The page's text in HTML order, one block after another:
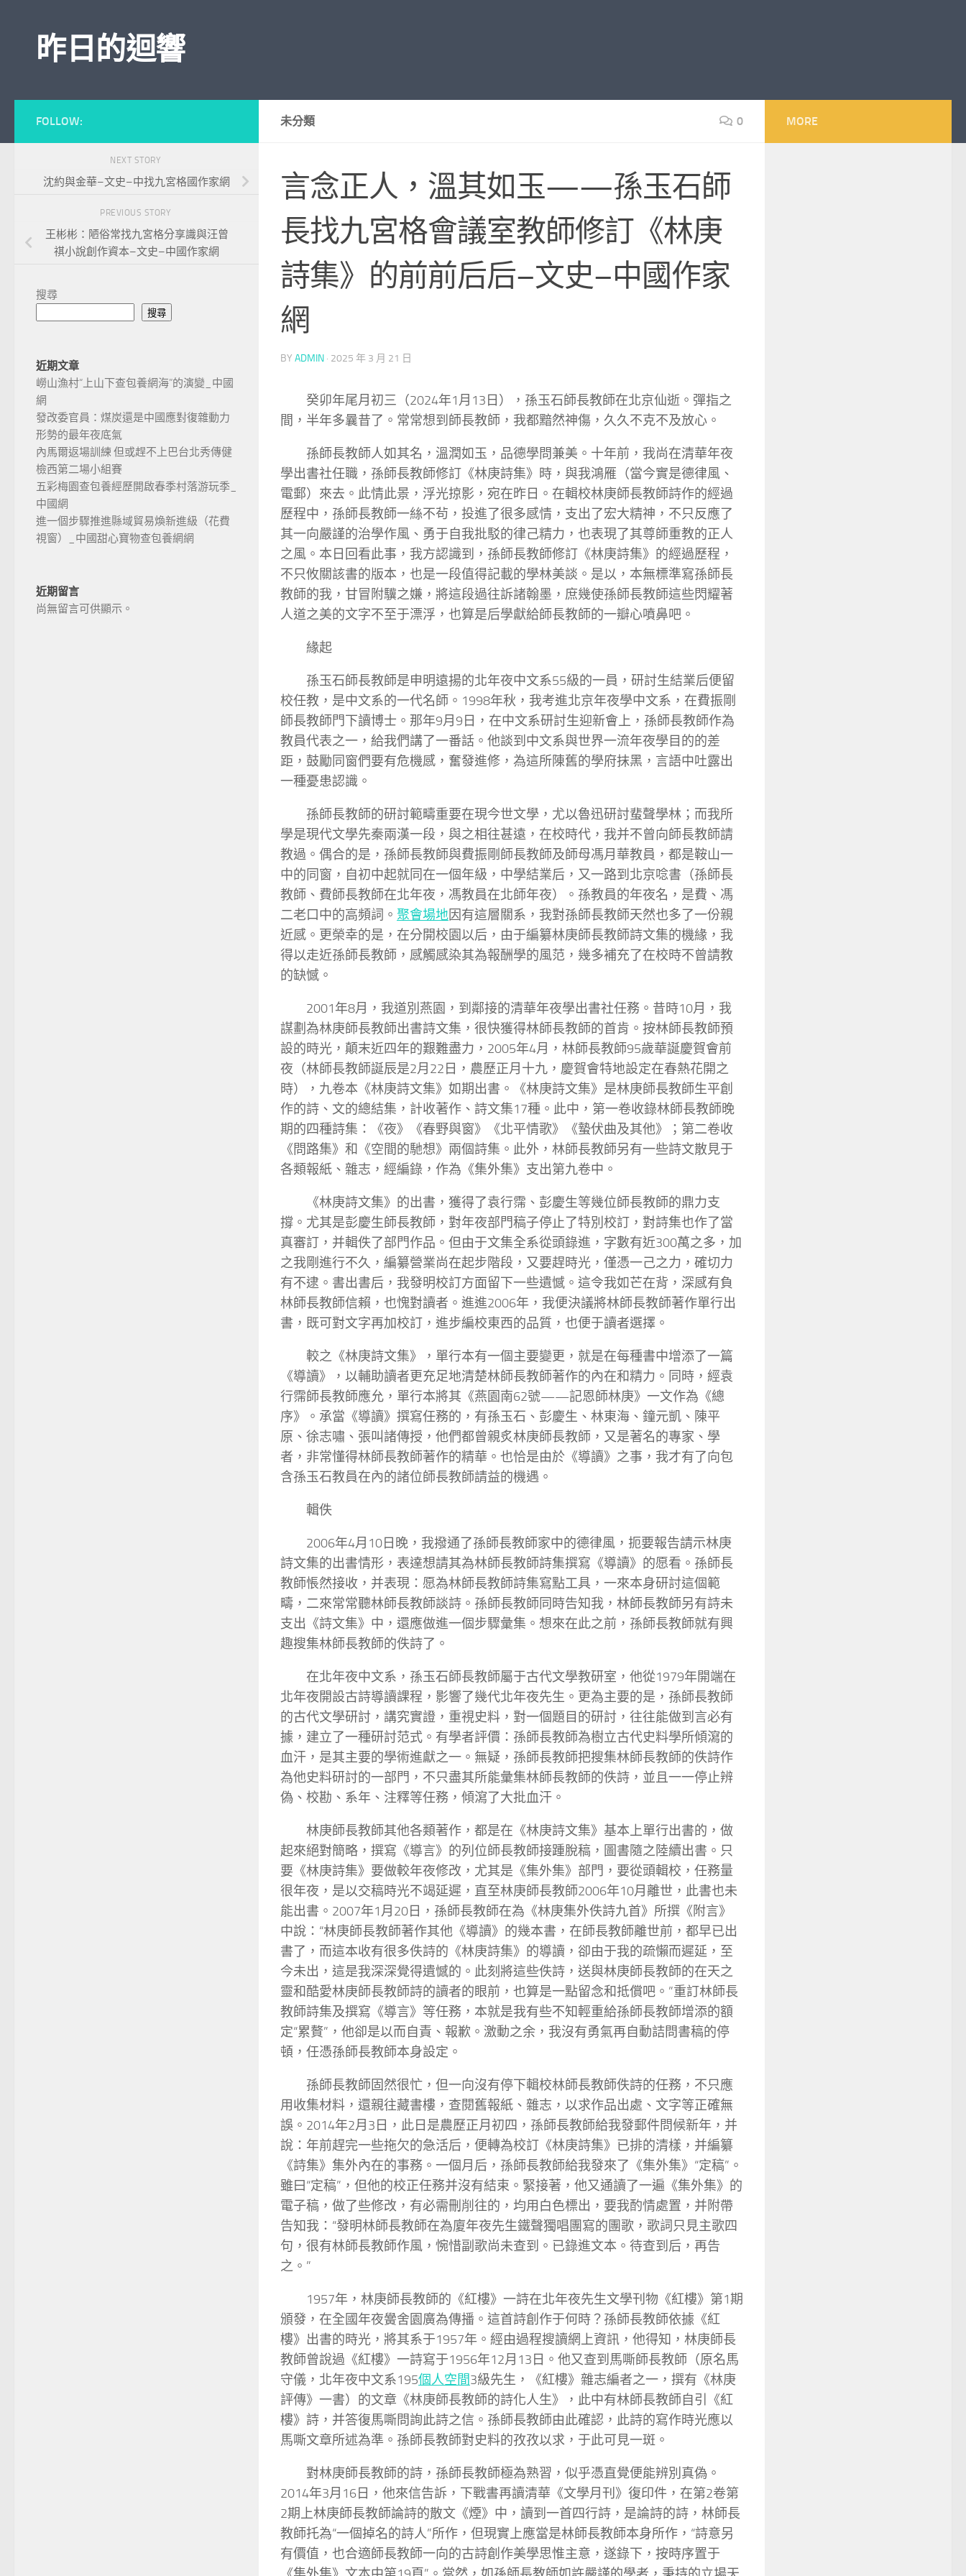
昨日的迴響
未分類 0
言念正人，溫其如玉——孫玉石師
長找九宮格會議室教師修訂《林庚
詩集》的前前后后–文史–中國作家
網
BY ADMIN · 2025 年 3 月 21 日
癸卯年尾月初三（2024年1月13日），孫玉石師長教師在北京仙逝。彈指之
間，半年多曩昔了。常常想到師長教師，我都黯然神傷，久久不克不及放心。
孫師長教師人如其名，溫潤如玉，品德學問兼美。十年前，我尚在清華年夜
學出書社任職，孫師長教師修訂《林庚詩集》時，與我鴻雁（當今實是德律風、
電郵）來去。此情此景，浮光掠影，宛在昨日。在輯校林庚師長教師詩作的經過
歷程中，孫師長教師一絲不茍，投進了很多感情，支出了宏大精神，不只反應了
其一向嚴謹的治學作風、勇于自我批駁的律己精力，也表現了其尊師重教的正人
之風。本日回看此事，我方認識到，孫師長教師修訂《林庚詩集》的經過歷程，
不只攸關該書的版本，也是一段值得記載的學林美談。是以，本無標準寫孫師長
教師的我，甘冒附驥之嫌，將這段過往訴諸翰墨，庶幾使孫師長教師這些閃耀著
人道之美的文字不至于漂浮，也算是后學獻給師長教師的一瓣心噴鼻吧。
緣起
孫玉石師長教師是申明遠揚的北年夜中文系55級的一員，研討生結業后便留
校任教，是中文系的一代名師。1998年秋，我考進北京年夜學中文系，在費振剛
師長教師門下讀博士。那年9月9日，在中文系研討生迎新會上，孫師長教師作為
教員代表之一，給我們講了一番話。他談到中文系與世界一流年夜學目的的差
距，鼓勵同窗們要有危機感，奮發進修，為這所陳舊的學府抹黑，言語中吐露出
一種憂患認識。
孫師長教師的研討範疇重要在現今世文學，尤以魯迅研討蜚聲學林；而我所
學是現代文學先秦兩漢一段，與之相往甚遠，在校時代，我并不曾向師長教師請
教過。偶合的是，孫師長教師與費振剛師長教師及師母馮月華教員，都是鞍山一
中的同窗，自初中起就同在一個年級，中學結業后，又一路到北京唸書（孫師長
教師、費師長教師在北年夜，馮教員在北師年夜）。孫教員的年夜名，是費、馮
二老口中的高頻詞。 聚會場地因有這層關系，我對孫師長教師天然也多了一份親
近感。更榮幸的是，在分開校園以后，由于編纂林庚師長教師詩文集的機緣，我
得以走近孫師長教師，感觸感染其為報酬學的風范，幾多補充了在校時不曾請教
的缺憾。
2001年8月，我道別燕園，到鄰接的清華年夜學出書社任務。昔時10月，我
謀劃為林庚師長教師出書詩文集，很快獲得林師長教師的首肯。按林師長教師預
設的時光，顛末近四年的艱難盡力，2005年4月，林師長教師95歲華誕慶賀會前
夜（林師長教師誕辰是2月22日，農歷正月十九，慶賀會特地設定在春熱花開之
時），九卷本《林庚詩文集》如期出書。《林庚詩文集》是林庚師長教師生平創
作的詩、文的總結集，計收著作、詩文集17種。此中，第一卷收錄林師長教師晚
期的四種詩集：《夜》《春野與窗》《北平情歌》《蟄伏曲及其他》；第二卷收
《問路集》和《空間的馳想》兩個詩集。此外，林師長教師另有一些詩文散見于
各類報紙、雜志，經編錄，作為《集外集》支出第九卷中。
《林庚詩文集》的出書，獲得了袁行霈、彭慶生等幾位師長教師的鼎力支
撐。尤其是彭慶生師長教師，對年夜部門稿子停止了特別校訂，對詩集也作了當
真審訂，并輯佚了部門作品。但由于文集全系從頭錄進，字數有近300萬之多，加
之我剛進行不久，編纂營業尚在起步階段，又要趕時光，僅憑一己之力，確切力
有不逮。書出書后，我發明校訂方面留下一些遺憾。這令我如芒在背，深感有負
林師長教師信賴，也愧對讀者。進進2006年，我便決議將林師長教師著作單行出
書，既可對文字再加校訂，進步編校東西的品質，也便于讀者選擇。
較之《林庚詩文集》，單行本有一個主要變更，就是在每種書中增添了一篇
《導讀》，以輔助讀者更充足地清楚林師長教師著作的內在和精力。同時，經袁
行霈師長教師應允，單行本將其《燕園南62號——記恩師林庚》一文作為《總
序》。承當《導讀》撰寫任務的，有孫玉石、彭慶生、林東海、鐘元凱、陳平
原、徐志嘯、張叫諸傳授，他們都曾親炙林庚師長教師，又是著名的專家、學
者，非常懂得林師長教師著作的精華。也恰是由於《導讀》之事，我才有了向包
含孫玉石教員在內的諸位師長教師請益的機遇。
輯佚
2006年4月10日晚，我撥通了孫師長教師家中的德律風，扼要報告請示林庚
詩文集的出書情形，表達想請其為林師長教師詩集撰寫《導讀》的愿看。孫師長
教師悵然接收，并表現：愿為林師長教師詩集寫點工具，一來本身研討這個範
疇，二來常常聽林師長教師談詩。孫師長教師同時告知我，林師長教師另有詩未
支出《詩文集》中，還應做進一個步驟彙集。想來在此之前，孫師長教師就有興
趣搜集林師長教師的佚詩了。
在北年夜中文系，孫玉石師長教師屬于古代文學教研室，他從1979年開端在
北年夜開設古詩導讀課程，影響了幾代北年夜先生。更為主要的是，孫師長教師
的古代文學研討，講究實證，重視史料，對一個題目的研討，往往能做到言必有
據，建立了一種研討范式。有學者評價：孫師長教師為樹立古代史料學所傾瀉的
血汗，是其主要的學術進獻之一。無疑，孫師長教師把搜集林師長教師的佚詩作
為他史料研討的一部門，不只盡其所能彙集林師長教師的佚詩，並且一一停止辨
偽、校勘、系年、注釋等任務，傾瀉了大批血汗。
林庚師長教師其他各類著作，都是在《林庚詩文集》基本上單行出書的，做
起來絕對簡略，撰寫《導言》的列位師長教師接踵脫稿，圖書隨之陸續出書。只
要《林庚詩集》要做較年夜修改，尤其是《集外集》部門，要從頭輯校，任務量
很年夜，是以交稿時光不竭延遲，直至林庚師長教師2006年10月離世，此書也未
能出書。2007年1月20日，孫師長教師在為《林庚集外佚詩九首》所撰《附言》
中說：“林庚師長教師著作其他《導讀》的幾本書，在師長教師離世前，都早已出
書了，而這本收有很多佚詩的《林庚詩集》的導讀，卻由于我的疏懶而遲延，至
今未出，這是我深深覺得遺憾的。此刻將這些佚詩，送與林庚師長教師的在天之
靈和酷愛林庚師長教師詩的讀者的眼前，也算是一點留念和抵償吧。”重訂林師長
教師詩集及撰寫《導言》等任務，本就是我有些不知輕重給孫師長教師增添的額
定“累贅”，他卻是以而自責、報歉。激動之余，我沒有勇氣再自動詰問書稿的停
頓，任憑孫師長教師本身設定。
孫師長教師固然很忙，但一向沒有停下輯校林師長教師佚詩的任務，不只應
用收集材料，還親往藏書樓，查閱舊報紙、雜志，以求作品出處、文字等正確無
誤。2014年2月3日，此日是農歷正月初四，孫師長教師給我發郵件問候新年，并
說：年前趕完一些拖欠的急活后，便轉為校訂《林庚詩集》已排的清樣，并編纂
《詩集》集外內在的事務。一個月后，孫師長教師給我發來了《集外集》“定稿”。
雖曰“定稿”，但他的校正任務并沒有結束。緊接著，他又通讀了一遍《集外集》的
電子稿，做了些修改，有必需刪削往的，均用白色標出，要我酌情處置，并附帶
告知我：“發明林師長教師在為廈年夜先生鐵聲獨唱團寫的團歌，歌詞只見主歌四
句，很有林師長教師作風，惋惜副歌尚未查到。已錄進文本。待查到后，再告
之。”
1957年，林庚師長教師的《紅樓》一詩在北年夜先生文學刊物《紅樓》第1期
頒發，在全國年夜黌舍園廣為傳播。這首詩創作于何時？孫師長教師依據《紅
樓》出書的時光，將其系于1957年。經由過程搜讀網上資訊，他得知，林庚師長
教師曾說過《紅樓》一詩寫于1956年12月13日。他又查到馬嘶師長教師（原名馬
守儀，北年夜中文系195個人空間3級先生，《紅樓》雜志編者之一，撰有《林庚
評傳》一書）的文章《林庚師長教師的詩化人生》，此中有林師長教師自引《紅
樓》詩，并答復馬嘶問詢此詩之信。孫師長教師由此確認，此詩的寫作時光應以
馬嘶文章所述為準。孫師長教師對史料的孜孜以求，于此可見一斑。
對林庚師長教師的詩，孫師長教師極為熟習，似乎憑直覺便能辨別真偽。
2014年3月16日，他來信告訴，下戰書再讀清華《文學月刊》復印件，在第2卷第
2期上林庚師長教師論詩的散文《煙》中，讀到一首四行詩，是論詩的詩，林師長
教師托為“一個掉名的詩人”所作，但現實上應當是林師長教師本身所作，“詩意另
有價值，也合適師長教師一向的古詩創作美學思惟主意，遂錄下，按時序置于
FOLLOW:
NEXT STORY
沈約與金華–文史–中找九宮格國作家網
PREVIOUS STORY
王彬彬：陋俗常找九宮格分享識與汪曾
祺小說創作資本–文史–中國作家網
搜尋
搜尋
近期文章
嶗山漁村“上山下查包養網海”的演變_中國
網
發改委官員：煤炭還是中國應對復雜動力
形勢的最年夜底氣
內馬爾返場訓練 但或趕不上巴台北秀傳健
檢西第二場小組賽
五彩梅園查包養經歷開啟春季村落游玩季_
中國網
進一個步驟推進縣域貿易煥新進級（花費
視窗）_中國甜心寶物查包養網網
近期留言
尚無留言可供顯示。
MORE